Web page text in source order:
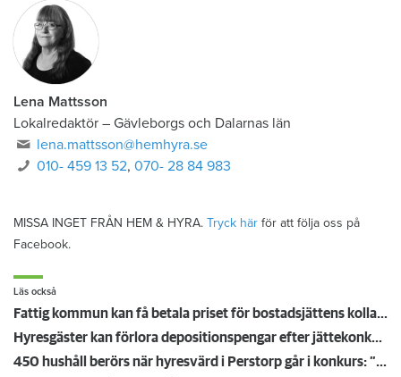
Lena Mattsson
Lokalredaktör – Gävleborgs och Dalarnas län
lena.mattsson@hemhyra.se
010- 459 13 52,070- 28 84 983
MISSA INGET FRÅN HEM & HYRA. Tryck här för att följa oss på
Facebook.
Läs också
Fattig kommun kan få betala priset för bostadsjättens kollaps
Hyresgäster kan förlora depositionspengar efter jättekonkurs
450 hushåll berörs när hyresvärd i Perstorp går i konkurs: ”Vad händer med oss nu?”